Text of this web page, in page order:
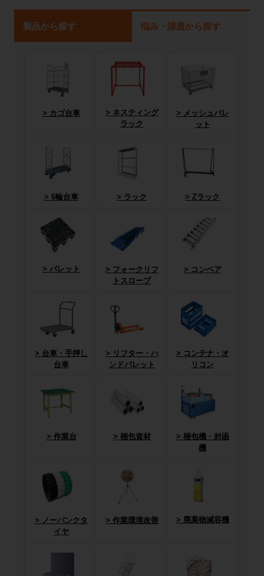
製品から探す 悩み・課題から探す
カゴ台車
ネスティング
ラック
メッシュパレ
ット
6輪台車 ラック Zラック
パレット
フォークリフ
トスロープ
コンベア
台車・手押し
台車
リフター・ハ
ンドパレット
コンテナ・オ
リコン
作業台 梱包資材
梱包機・封函
機
ノーパンクタ
イヤ
作業環境改善 廃棄物減容機